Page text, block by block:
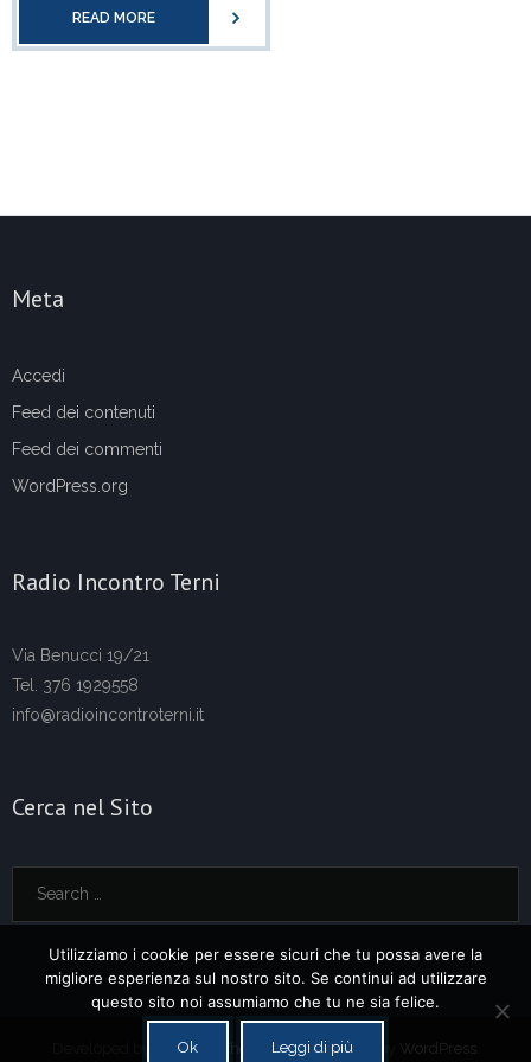
READ MORE
Meta
Accedi
Feed dei contenuti
Feed dei commenti
WordPress.org
Radio Incontro Terni
Via Benucci 19/21
Tel. 376 1929558
info@radioincontroterni.it
Cerca nel Sito
Think Up Themes Ltd. Powered by WordPress
Utilizziamo i cookie per essere sicuri che tu possa avere la
migliore esperienza sul nostro sito. Se continui ad utilizzare
questo sito noi assumiamo che tu ne sia felice.
Ok Leggi di più